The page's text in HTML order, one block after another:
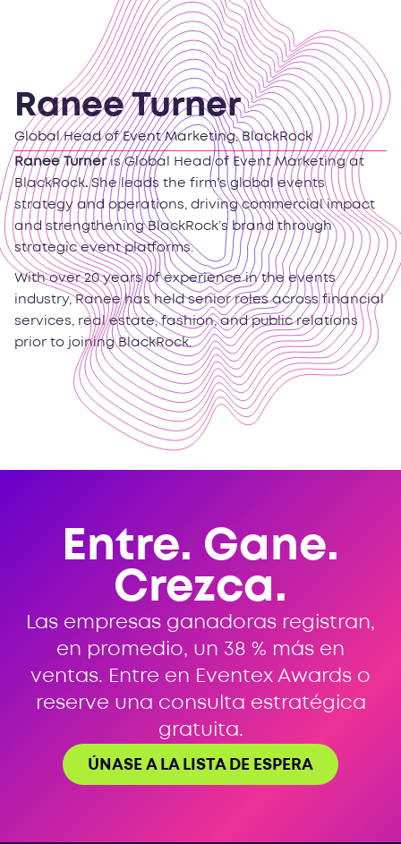
Ranee Turner
Global Head of Event Marketing, BlackRock
Ranee Turneris Global Head of Event Marketing at
BlackRock.She leads the firm’s global events
strategy and operations, driving commercial impact
and strengthening BlackRock’s brand through
strategic event platforms.
With over 20 years of experience in the events
industry, Ranee has held senior roles across financial
services, real estate, fashion, and public relations
prior to joining BlackRock.
Entre. Gane.
Crezca.
Las empresas ganadoras registran,
en promedio, un 38 % más en
ventas. Entre en Eventex Awards o
reserve una consulta estratégica
gratuita.
ÚNASE A LA LISTA DE ESPERA